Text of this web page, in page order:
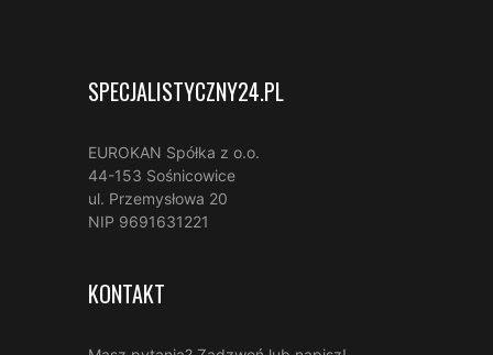
SPECJALISTYCZNY24.PL
EUROKAN Spółka z o.o.
44-153 Sośnicowice
ul. Przemysłowa 20
NIP 9691631221
KONTAKT